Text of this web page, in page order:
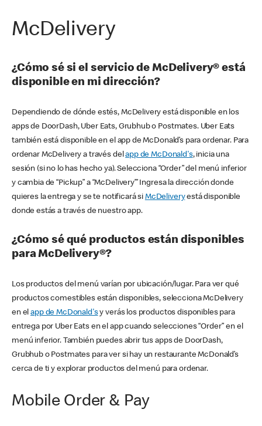
McDelivery
¿Cómo sé si el servicio de McDelivery® está
disponible en mi dirección?
Dependiendo de dónde estés, McDelivery está disponible en los
apps de DoorDash, Uber Eats, Grubhub o Postmates. Uber Eats
también está disponible en el app de McDonald’s para ordenar. Para
ordenar McDelivery a través delapp de McDonald's, inicia una
sesión (si no lo has hecho ya). Selecciona “Order” del menú inferior
y cambia de “Pickup” a “McDelivery’” Ingresa la dirección donde
quieres la entrega y se te notificará si McDeliveryestá disponible
donde estás a través de nuestro app.
¿Cómo sé qué productos están disponibles
para McDelivery®?
Los productos del menú varían por ubicación/lugar. Para ver qué
productos comestibles están disponibles, selecciona McDelivery
en elapp de McDonald'sy verás los productos disponibles para
entrega por Uber Eats en el app cuando selecciones “Order” en el
menú inferior. También puedes abrir tus apps de DoorDash,
Grubhub o Postmates para ver si hay un restaurante McDonald’s
cerca de ti y explorar productos del menú para ordenar.
Mobile Order & Pay